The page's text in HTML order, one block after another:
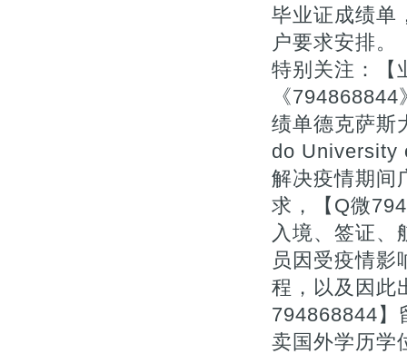
毕业证成绩单
户要求安排。
特别关注：【
《
绩单德克萨斯
do University
解决疫情期间
求，【Q微
入境、签证、
员因受疫情影
程，以及因此
794868844】
卖国外学历学